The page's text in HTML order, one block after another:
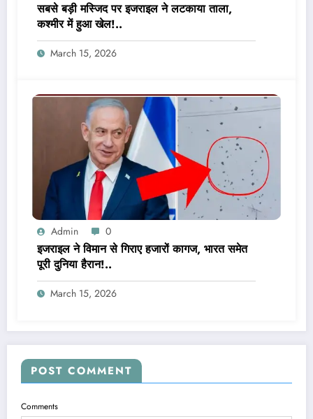
सबसे बड़ी मस्जिद पर इजराइल ने लटकाया ताला,
कश्मीर में हुआ खेल!..
March 15, 2026
Admin 0
इजराइल ने विमान से गिराए हजारों कागज, भारत समेत
पूरी दुनिया हैरान!..
March 15, 2026
POST COMMENT
Comments